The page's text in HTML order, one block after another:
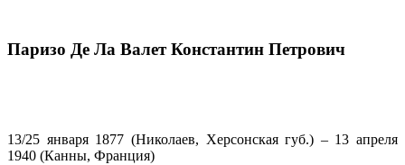
Паризо Де Ла Валет Константин Петрович
13/25 января 1877 (Николаев, Херсонская губ.) – 13 апреля
1940 (Канны, Франция)